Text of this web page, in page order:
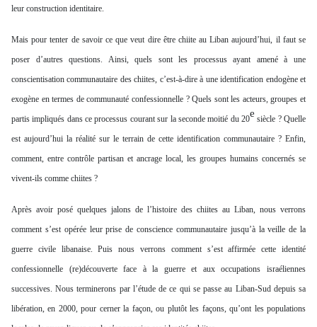
leur construction identitaire.
Mais pour tenter de savoir ce que veut dire être chiite au Liban aujourd’hui, il faut se
poser d’autres questions. Ainsi, quels sont les processus ayant amené à une
conscientisation communautaire des chiites, c’est-à-dire à une identification endogène et
exogène en termes de communauté confessionnelle ? Quels sont les acteurs, groupes et
partis impliqués dans ce processus courant sur la seconde moitié du 20
e
siècle ? Quelle
est aujourd’hui la réalité sur le terrain de cette identification communautaire ? Enfin,
comment, entre contrôle partisan et ancrage local, les groupes humains concernés se
vivent-ils comme chiites ?
Après avoir posé quelques jalons de l’histoire des chiites au Liban, nous verrons
comment s’est opérée leur prise de conscience communautaire jusqu’à la veille de la
guerre civile libanaise. Puis nous verrons comment s’est affirmée cette identité
confessionnelle (re)découverte face à la guerre et aux occupations israéliennes
successives. Nous terminerons par l’étude de ce qui se passe au Liban-Sud depuis sa
libération, en 2000, pour cerner la façon, ou plutôt les façons, qu’ont les populations